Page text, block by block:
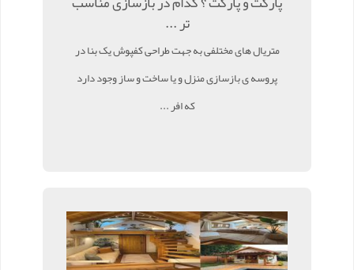
تر ...
متریال های مختلفی به جهت طراحی کفپوش یک بنا در
پروسه ی بازسازی منزل و یا ساخت و ساز وجود دارد
که افر ...